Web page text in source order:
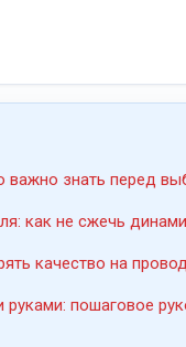
важно знать перед
как не сжечь
качество на
пошаговое